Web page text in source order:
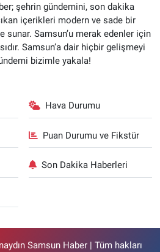
şehrin gündemini, son dakika
içerikleri modern ve sade bir
sunar. Samsun’u merak edenler için
Samsun’a dair hiçbir gelişmeyi
bizimle yakala!
Hava Durumu
Puan Durumu ve Fikstür
Son Dakika Haberleri
Samsun Haber | Tüm hakları